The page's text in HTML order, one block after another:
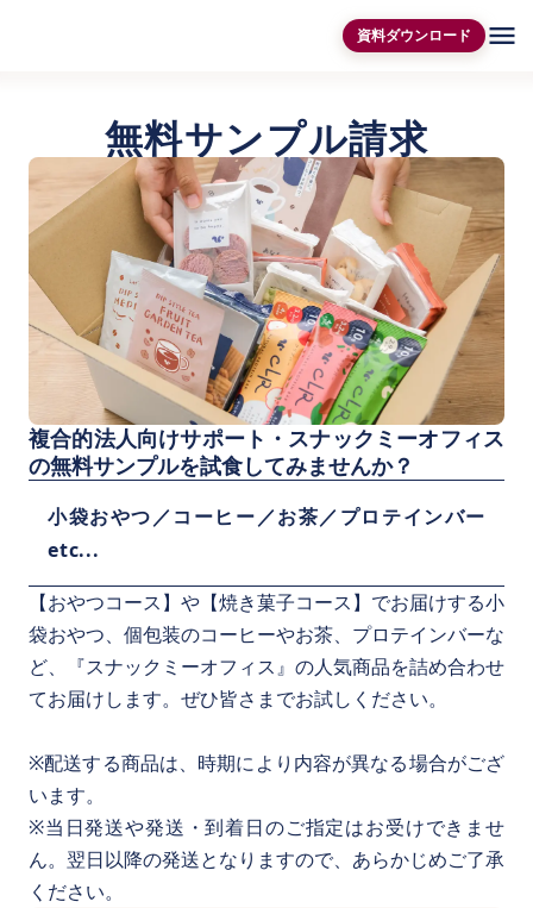
資料ダウンロード menu
無料サンプル請求
複合的法人向けサポート・スナックミーオフィス
の無料サンプルを試食してみませんか？
小袋おやつ／コーヒー／お茶／プロテインバー
etc...
【おやつコース】や【焼き菓子コース】でお届けする小
袋おやつ、個包装のコーヒーやお茶、プロテインバーな
ど、『スナックミーオフィス』の人気商品を詰め合わせ
てお届けします。ぜひ皆さまでお試しください。
※配送する商品は、時期により内容が異なる場合がござ
います。
※当日発送や発送・到着日のご指定はお受けできませ
ん。翌日以降の発送となりますので、あらかじめご了承
ください。